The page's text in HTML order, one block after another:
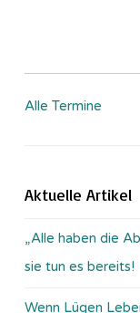
Alle Termine
Aktuelle Artikel
„Alle haben die
sie tun es bereits!
Wenn Lügen